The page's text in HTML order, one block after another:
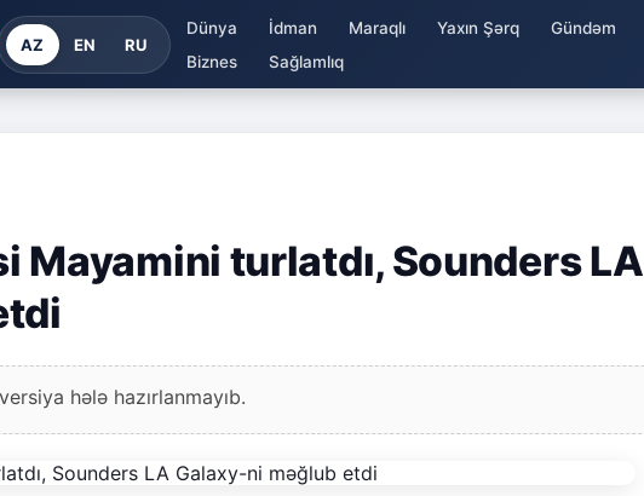
AZ EN RU
Dünya İdman Maraqlı Yaxın Şərq Gündəm
Biznes
Sağlamlıq
Mayamini turlatdı, Sounders LA
hələ hazırlanmayıb.